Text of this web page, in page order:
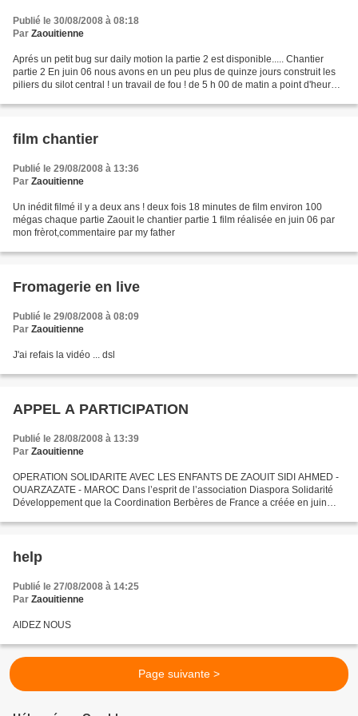
Publié le 30/08/2008 à 08:18
Par Zaouitienne
Aprés un petit bug sur daily motion la partie 2 est disponible..... Chantier
partie 2 En juin 06 nous avons en un peu plus de quinze jours construit les
piliers du silot central ! un travail de fou ! de 5 h 00 de matin a point d'heure
film chantier
Publié le 29/08/2008 à 13:36
Par Zaouitienne
Un inédit filmé il y a deux ans ! deux fois 18 minutes de film environ 100
mégas chaque partie Zaouit le chantier partie 1 film réalisée en juin 06 par
mon frèrot,commentaire par my father
Fromagerie en live
Publié le 29/08/2008 à 08:09
Par Zaouitienne
J'ai refais la vidéo ... dsl
APPEL A PARTICIPATION
Publié le 28/08/2008 à 13:39
Par Zaouitienne
OPERATION SOLIDARITE AVEC LES ENFANTS DE ZAOUIT SIDI AHMED -
OUARZAZATE - MAROC Dans l’esprit de l’association Diaspora Solidarité
Développement que la Coordination Berbères de France a créée en juin
help
Publié le 27/08/2008 à 14:25
Par Zaouitienne
AIDEZ NOUS
Page suivante >